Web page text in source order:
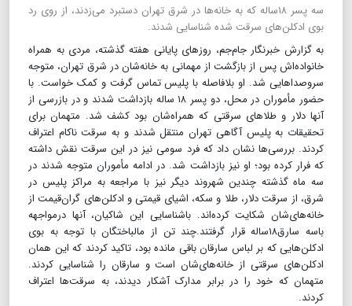
سه پسر ۱۸ساله که به خانه‌ها در شرق تهران دستبرد می‌زدند، از روی رد
بوی ادکلن‌های سرقت شده شناسایی شدند.
به گزارش خبرنگار جام‌جم، روزهای پایانی هفته گذشته، مردی به همراه
خانواده‌اش پس از بازگشت از مهمانی به خانه‌شان در شرق تهران، متوجه
سروصداهایی شد. او بلافاصله با پلیس تماس گرفت و کمک خواست. با
حضور مأموران در محل، دو پسر ۱۸ ساله بازداشت شدند و در بازرسی از
آنها دلار و طلاهای سرقتی که همراه‌شان بود کشف شد. متهمان برای
تحقیقات به پلیس آگاهی تهران منتقل شدند و به سرقت ناکام اعتراف
کردند. بررسی‌ها نشان داد که فرد سومی نیز در این سرقت نقش داشته
که فرار کرده بود؛ او نیز بازداشت شد. در ادامه مأموران متوجه شدند در
سه ماه گذشته چندین شهروند دیگر نیز با مراجعه به مراکز پلیس در
شرق، از سرقت دلار، طلا و سکه، اشیای قیمتی و ادکلن‌های گران‌قیمت از
خانه‌های‌شان شکایت کرده‌اند. باشناسایی این شاکیان، آنها درمواجهه
باسه سارق۱۸ساله قرار گرفتند.چند تن از مالباختگان با توجه به بوی
ادکلن‌هایی که بر لباس‌ سارقان باقی مانده بود، تاکید کردند که این همان
ادکلن‌های سرقتی از خانه‌های‌شان است و سارقان را شناسایی کردند.
متهمان که خود را در برابر مدارک آشکار دیدند، به سرقت‌ها اعتراف
کردند.